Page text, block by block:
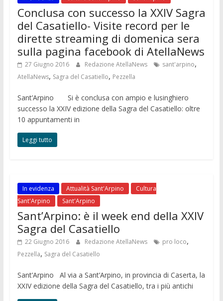
Conclusa con successo la XXIV Sagra
del Casatiello- Visite record per le
dirette streaming di domenica sera
sulla pagina facebook di AtellaNews
27 Giugno 2016 Redazione AtellaNews sant'arpino,
AtellaNews, Sagra del Casatiello, Pezzella
Sant’Arpino Si è conclusa con ampio e lusinghiero
successo la XXIV edizione della Sagra del Casatiello: oltre
10 appuntamenti in
Leggi tutto
In evidenza Attualità Sant'Arpino
Cultura
Sant'Arpino
Sant'Arpino
Sant’Arpino: è il week end della XXIV
Sagra del Casatiello
22 Giugno 2016 Redazione AtellaNews pro loco,
Pezzella, Sagra del Casatiello
Sant’Arpino Al via a Sant’Arpino, in provincia di Caserta, la
XXIV edizione della Sagra del Casatiello, tra i più antichi